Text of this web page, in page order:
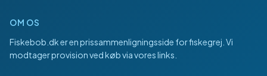
OM OS
Fiskebob.dker en prissammenligningsside for fiskegrej. Vi
modtager provision ved køb via vores links.